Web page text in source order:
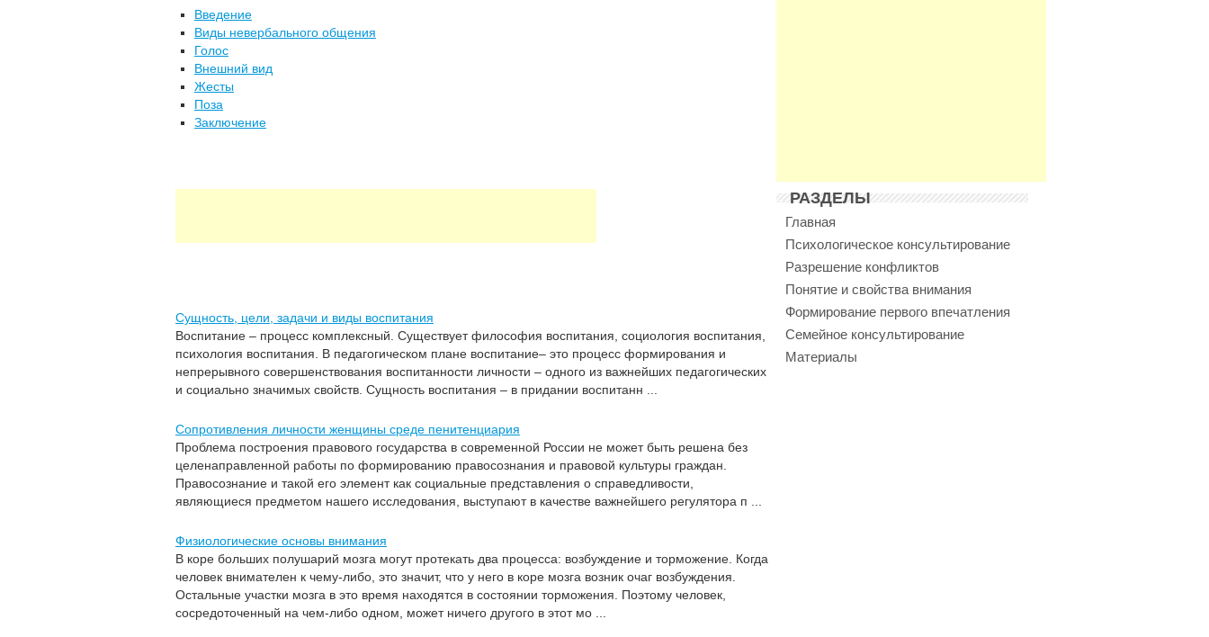
Введение
Виды невербального общения
Голос
Внешний вид
Жесты
Поза
Заключение
Сущность, цели, задачи и виды воспитания
Воспитание – процесс комплексный. Существует философия воспитания, социология воспитания,
психология воспитания. В педагогическом плане воспитание– это процесс формирования и
непрерывного совершенствования воспитанности личности – одного из важнейших педагогических
и социально значимых свойств. Сущность воспитания – в придании воспитанн ...
Сопротивления личности женщины среде пенитенциария
Проблема построения правового государства в современной России не может быть решена без
целенаправленной работы по формированию правосознания и правовой культуры граждан.
Правосознание и такой его элемент как социальные представления о справедливости,
являющиеся предметом нашего исследования, выступают в качестве важнейшего регулятора п ...
Физиологические основы внимания
В коре больших полушарий мозга могут протекать два процесса: возбуждение и торможение. Когда
человек внимателен к чему-либо, это значит, что у него в коре мозга возник очаг возбуждения.
Остальные участки мозга в это время находятся в состоянии торможения. Поэтому человек,
сосредоточенный на чем-либо одном, может ничего другого в этот мо ...
РАЗДЕЛЫ
Главная
Психологическое консультирование
Разрешение конфликтов
Понятие и свойства внимания
Формирование первого впечатления
Семейное консультирование
Материалы